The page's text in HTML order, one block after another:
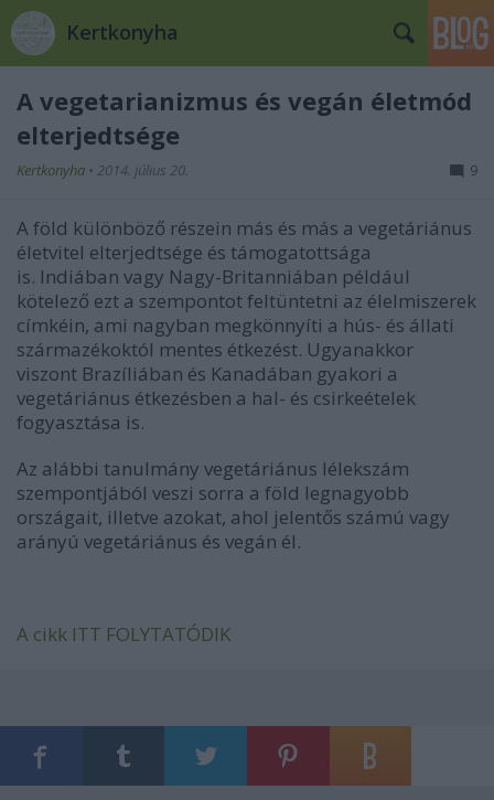
Kertkonyha
A vegetarianizmus és vegán életmód
elterjedtsége
Kertkonyha • 2014. július 20. 9
A föld különböző részein más és más a vegetáriánus
életvitel elterjedtsége és támogatottsága
is. Indiában vagy Nagy-Britanniában például
kötelező ezt a szempontot feltüntetni az élelmiszerek
címkéin, ami nagyban megkönnyíti a hús- és állati
származékoktól mentes étkezést. Ugyanakkor
viszont Brazíliában és Kanadában gyakori a
vegetáriánus étkezésben a hal- és csirkeételek
fogyasztása is.
Az alábbi tanulmány vegetáriánus lélekszám
szempontjából veszi sorra a föld legnagyobb
országait, illetve azokat, ahol jelentős számú vagy
arányú vegetáriánus és vegán él.
A cikk ITT FOLYTATÓDIK